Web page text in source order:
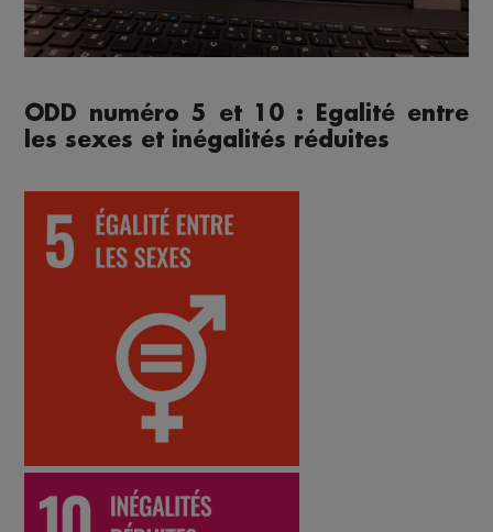
ODD numéro 5 et 10 : Egalité entre
les sexes et inégalités réduites